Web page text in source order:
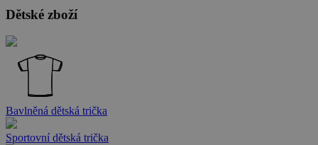
Dětské zboží
Bavlněná dětská trička
Sportovní dětská trička